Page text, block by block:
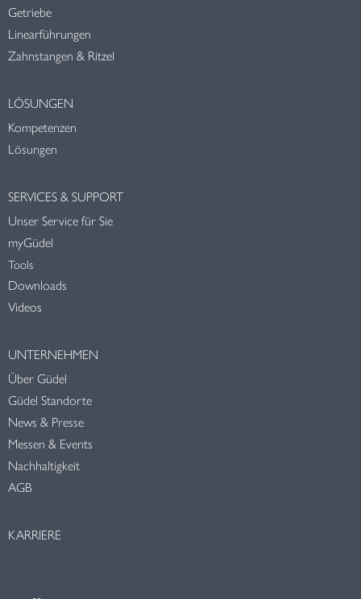
Getriebe
Linearführungen
Zahnstangen & Ritzel
LÖSUNGEN
Kompetenzen
Lösungen
SERVICES & SUPPORT
Unser Service für Sie
myGüdel
Tools
Downloads
Videos
UNTERNEHMEN
Über Güdel
Güdel Standorte
News & Presse
Messen & Events
Nachhaltigkeit
AGB
KARRIERE